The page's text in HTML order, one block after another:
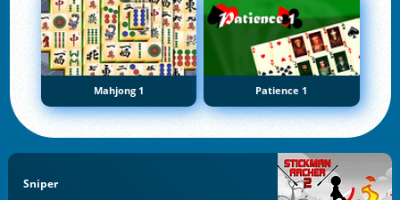
Mahjong 1 Patience 1
Sniper